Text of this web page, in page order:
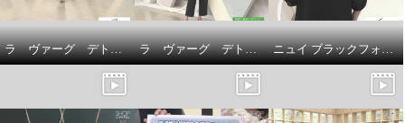
ラ ヴァーグ デトワール 袖口ターンバック ソフトコットン混天竺 メッセージプリント リラックスＴシャツ ラ ヴァーグ デトワール はくだけで今どき風 楽なウエストゴムで センターラインありの ２タックバレルパンツ ニュイ ブラックフォーマル 洗濯機で洗える！ シフォンブラウス